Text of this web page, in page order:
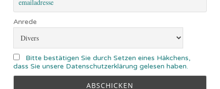
Anrede
Bitte bestätigen Sie durch Setzen eines Häkchens,
dass Sie unsere Datenschutzerklärung gelesen haben.